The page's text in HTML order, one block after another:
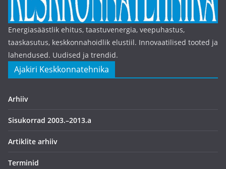
Energiasäästlik ehitus, taastuvenergia, veepuhastus,
taaskasutus, keskkonnahoidlik elustiil. Innovaatilised tooted ja
lahendused. Uudised ja trendid.
Ajakiri Keskkonnatehnika
Arhiiv
Sisukorrad 2003.–2013.a
Artiklite arhiiv
Terminid